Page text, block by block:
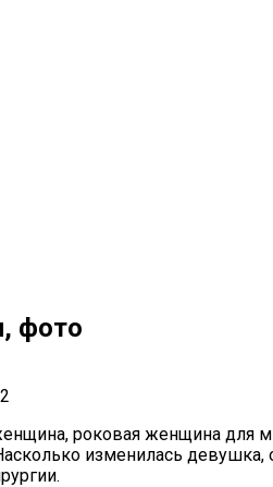
фото
роковая женщина для
изменилась